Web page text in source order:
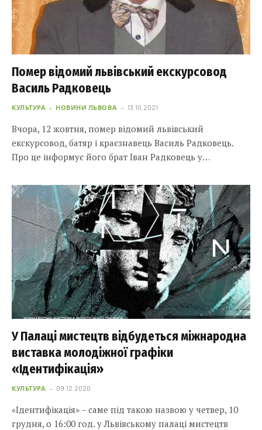
Помер відомий львівський екскурсовод
Василь Радковець
КУЛЬТУРА НОВИНИ ЛЬВОВА 13.10.2021
Вчора, 12 жовтня, помер відомий львівський
екскурсовод, батяр і краєзнавець Василь Радковець.
Про це інформує його брат Іван Радковець у…
У Палаці мистецтв відбудеться міжнародна
виставка молодіжної графіки
«Ідентифікація»
КУЛЬТУРА 09.12.2020
«Ідентифікація» – саме під такою назвою у четвер, 10
грудня, о 16:00 год. у Львівському палаці мистецтв